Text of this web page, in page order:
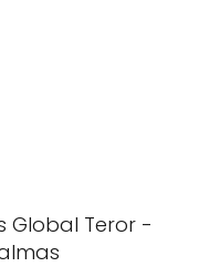
Global Teror -